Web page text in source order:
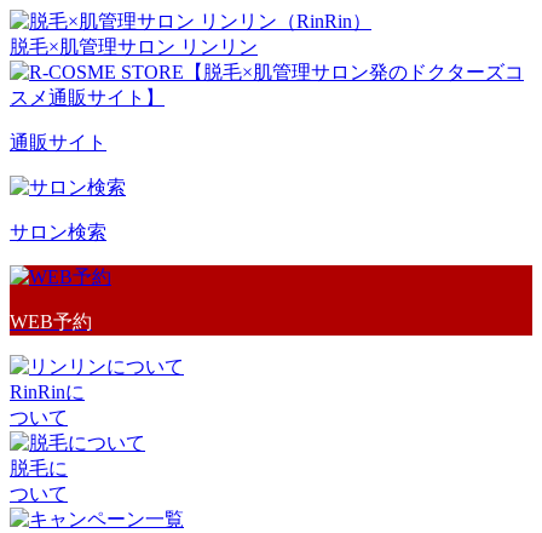
脱毛×肌管理サロン リンリン
通販サイト
サロン検索
WEB予約
RinRinに
ついて
脱毛に
ついて